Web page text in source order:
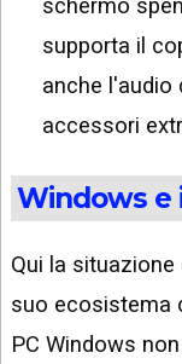
schermo
supporta il
anche l'audio
accessori
Windows e
Qui la situazione
suo ecosistema
PC Windows